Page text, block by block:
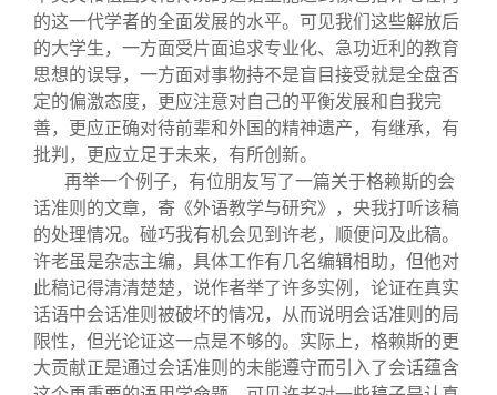
的这一代学者的全面发展的水平。可见我们这些解放后
的大学生，一方面受片面追求专业化、急功近利的教育
思想的误导，一方面对事物持不是盲目接受就是全盘否
定的偏激态度，更应注意对自己的平衡发展和自我完
善，更应正确对待前辈和外国的精神遗产，有继承，有
批判，更应立足于未来，有所创新。
再举一个例子，有位朋友写了一篇关于格赖斯的会
话准则的文章，寄《外语教学与研究》，央我打听该稿
的处理情况。碰巧我有机会见到许老，顺便问及此稿。
许老虽是杂志主编，具体工作有几名编辑相助，但他对
此稿记得清清楚楚，说作者举了许多实例，论证在真实
话语中会话准则被破坏的情况，从而说明会话准则的局
限性，但光论证这一点是不够的。实际上，格赖斯的更
大贡献正是通过会话准则的未能遵守而引入了会话蕴含